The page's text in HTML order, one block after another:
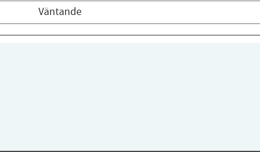
Väntande